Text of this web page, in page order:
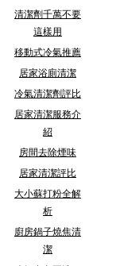
清潔劑千萬不要
這樣用
移動式冷氣推薦
居家浴廁清潔
冷氣清潔劑評比
居家清潔服務介
紹
房間去除煙味
居家清潔評比
大小蘇打粉全解
析
廚房鍋子燒焦清
潔